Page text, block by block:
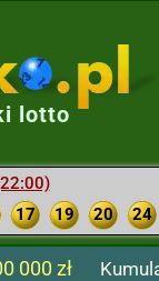
lotto
17 19 20 24
000 zł